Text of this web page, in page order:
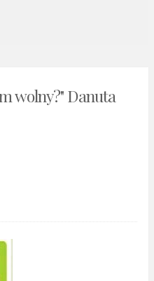
wolny?" Danuta